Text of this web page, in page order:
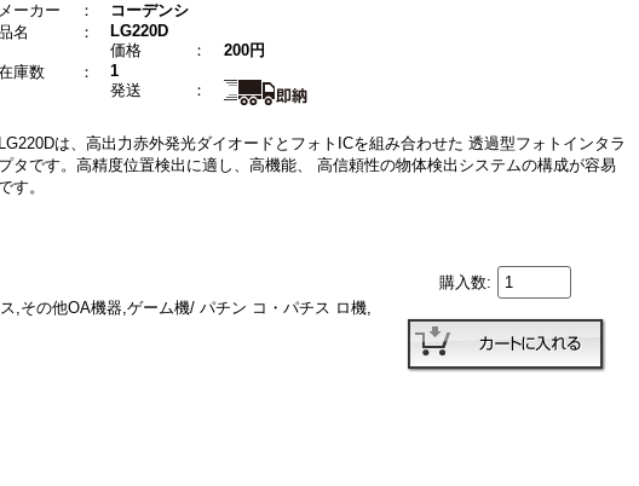
メーカー ：
コーデンシ
名
：
LG220D
価格
：
200円
庫数
：
1
発送
：
LG220Dは、高出力赤外発光ダイオードとフォトICを組み合わせた 透過型フォトインタラ
プタです。高精度位置検出に適し、高機能、 高信頼性の物体検出システムの構成が容易
す。
購入数:
,その他OA機器,ゲーム機/ パチン コ・パチス ロ機,